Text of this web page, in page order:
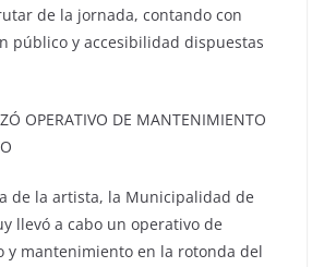
de la jornada, contando con
público y accesibilidad dispuestas
OPERATIVO DE MANTENIMIENTO
de la artista, la Municipalidad de
llevó a cabo un operativo de
y mantenimiento en la rotonda del